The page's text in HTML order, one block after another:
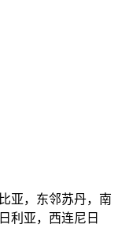
亚，东邻苏丹，南
利亚，西连尼日